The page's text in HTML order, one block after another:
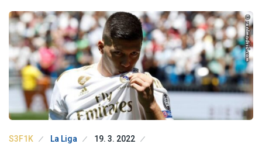
S3F1K La Liga 19. 3. 2022